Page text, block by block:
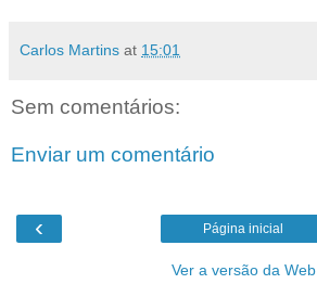
Carlos Martins at 15:01
Sem comentários:
Enviar um comentário
‹ Página inicial
Ver a versão da Web